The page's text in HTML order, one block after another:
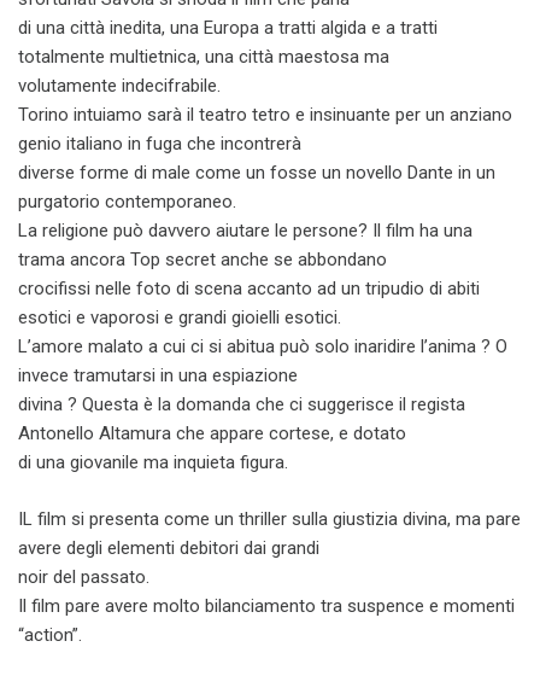
di una città inedita, una Europa a tratti algida e a tratti
totalmente multietnica, una città maestosa ma
volutamente indecifrabile.
Torino intuiamo sarà il teatro tetro e insinuante per un anziano
genio italiano in fuga che incontrerà
diverse forme di male come un fosse un novello Dante in un
purgatorio contemporaneo.
La religione può davvero aiutare le persone? Il film ha una
trama ancora Top secret anche se abbondano
crocifissi nelle foto di scena accanto ad un tripudio di abiti
esotici e vaporosi e grandi gioielli esotici.
L’amore malato a cui ci si abitua può solo inaridire l’anima ? O
invece tramutarsi in una espiazione
divina ? Questa è la domanda che ci suggerisce il regista
Antonello Altamura che appare cortese, e dotato
di una giovanile ma inquieta figura.
IL film si presenta come un thriller sulla giustizia divina, ma pare
avere degli elementi debitori dai grandi
noir del passato.
Il film pare avere molto bilanciamento tra suspence e momenti
“action”.